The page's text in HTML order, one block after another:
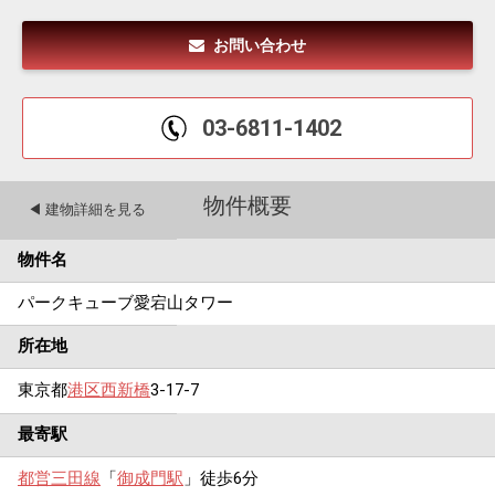
お問い合わせ
03-6811-1402
物件概要
◀︎ 建物詳細を見る
物件名
パークキューブ愛宕山タワー
所在地
東京都港区西新橋3-17-7
最寄駅
都営三田線 「御成門駅 」徒歩6分